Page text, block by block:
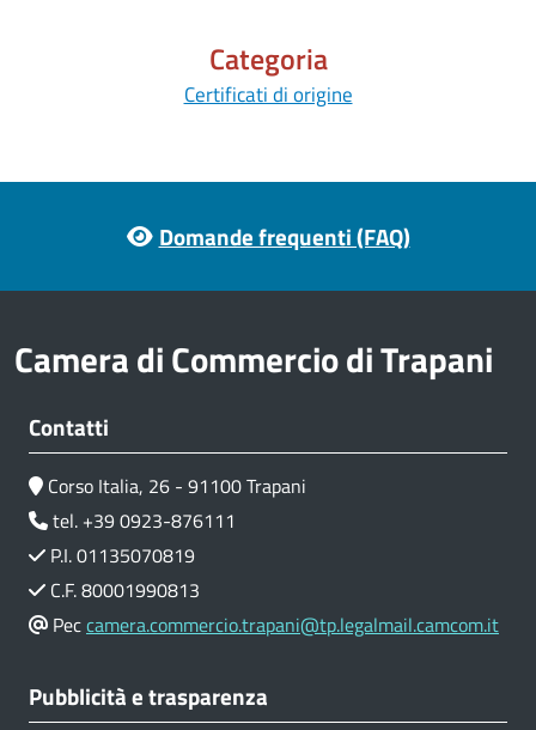
Categoria
Certificati di origine
Domande frequenti (FAQ)
Camera di Commercio di Trapani
Contatti
Corso Italia, 26 - 91100 Trapani
tel. +39 0923-876111
P.I. 01135070819
C.F. 80001990813
Peccamera.commercio.trapani@tp.legalmail.camcom.it
Pubblicità e trasparenza